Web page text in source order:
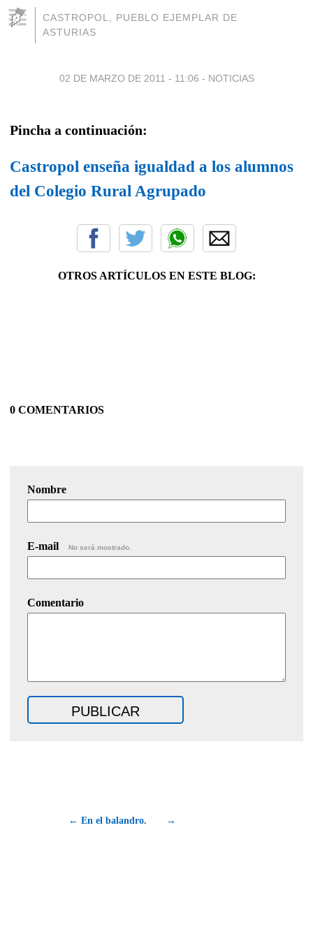
CASTROPOL, PUEBLO EJEMPLAR DE
ASTURIAS
02 DE MARZO DE 2011 - 11:06 - NOTICIAS
Pincha a continuación:
Castropol enseña igualdad a los alumnos
del Colegio Rural Agrupado
OTROS ARTÍCULOS EN ESTE BLOG:
0 COMENTARIOS
Nombre
E-mail No será mostrado.
Comentario
← En el balandro. →